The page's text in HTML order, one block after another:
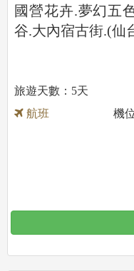
國營花卉.夢幻五
谷.大內宿古街.(仙
5天
航班
機